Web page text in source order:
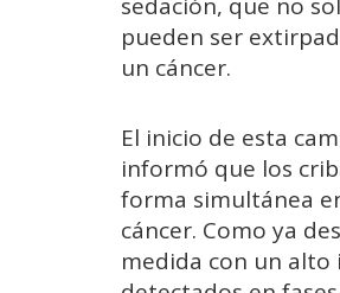
pueden ser
un cáncer.
El inicio de esta
informó que los
forma simultánea
cáncer. Como ya
medida con un alto